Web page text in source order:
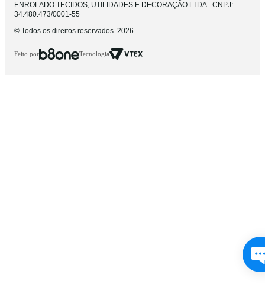
ENROLADO TECIDOS, UTILIDADES E DECORAÇÃO LTDA - CNPJ:
34.480.473/0001-55
© Todos os direitos reservados. 2026
Feito por Tecnologia